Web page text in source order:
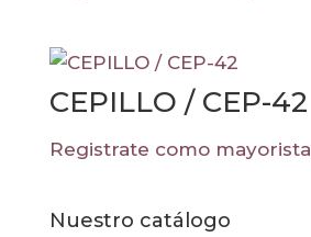
CEPILLO / CEP-42
Registrate como mayorista
Nuestro catálogo